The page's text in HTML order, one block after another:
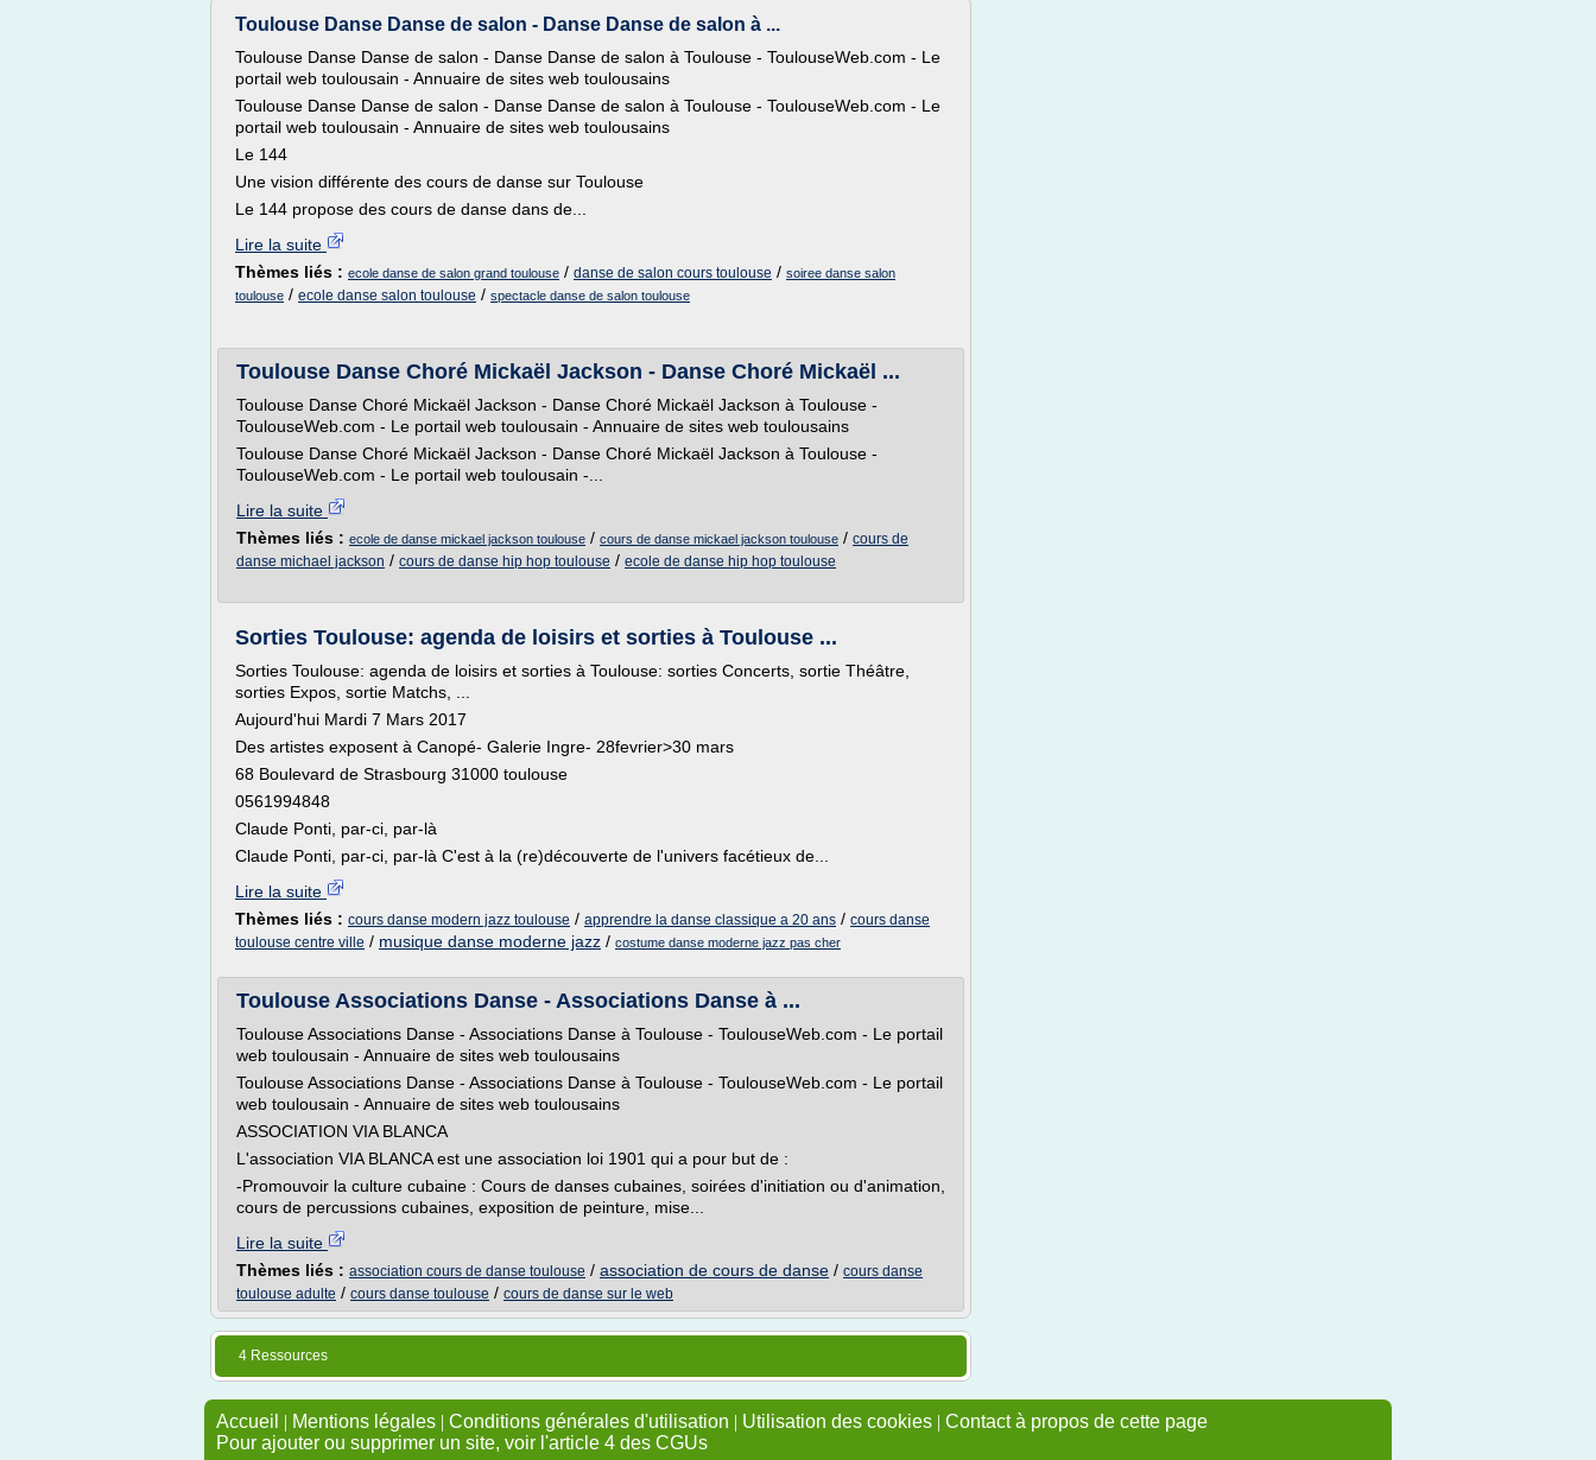
Toulouse Danse Danse de salon - Danse Danse de salon à ...
Toulouse Danse Danse de salon - Danse Danse de salon à Toulouse - ToulouseWeb.com - Le
portail web toulousain - Annuaire de sites web toulousains
Toulouse Danse Danse de salon - Danse Danse de salon à Toulouse - ToulouseWeb.com - Le
portail web toulousain - Annuaire de sites web toulousains
Le 144
Une vision différente des cours de danse sur Toulouse
Le 144 propose des cours de danse dans de...
Lire la suite
Thèmes liés : ecole danse de salon grand toulouse / danse de salon cours toulouse / soiree danse salon
toulouse / ecole danse salon toulouse / spectacle danse de salon toulouse
Toulouse Danse Choré Mickaël Jackson - Danse Choré Mickaël ...
Toulouse Danse Choré Mickaël Jackson - Danse Choré Mickaël Jackson à Toulouse -
ToulouseWeb.com - Le portail web toulousain - Annuaire de sites web toulousains
Toulouse Danse Choré Mickaël Jackson - Danse Choré Mickaël Jackson à Toulouse -
ToulouseWeb.com - Le portail web toulousain -...
Lire la suite
Thèmes liés : ecole de danse mickael jackson toulouse / cours de danse mickael jackson toulouse / cours de
danse michael jackson / cours de danse hip hop toulouse / ecole de danse hip hop toulouse
Sorties Toulouse: agenda de loisirs et sorties à Toulouse ...
Sorties Toulouse: agenda de loisirs et sorties à Toulouse: sorties Concerts, sortie Théâtre,
sorties Expos, sortie Matchs, ...
Aujourd'hui Mardi 7 Mars 2017
Des artistes exposent à Canopé- Galerie Ingre- 28fevrier>30 mars
68 Boulevard de Strasbourg 31000 toulouse
0561994848
Claude Ponti, par-ci, par-là
Claude Ponti, par-ci, par-là C'est à la (re)découverte de l'univers facétieux de...
Lire la suite
Thèmes liés : cours danse modern jazz toulouse / apprendre la danse classique a 20 ans / cours danse
toulouse centre ville / musique danse moderne jazz / costume danse moderne jazz pas cher
Toulouse Associations Danse - Associations Danse à ...
Toulouse Associations Danse - Associations Danse à Toulouse - ToulouseWeb.com - Le portail
web toulousain - Annuaire de sites web toulousains
Toulouse Associations Danse - Associations Danse à Toulouse - ToulouseWeb.com - Le portail
web toulousain - Annuaire de sites web toulousains
ASSOCIATION VIA BLANCA
L'association VIA BLANCA est une association loi 1901 qui a pour but de :
-Promouvoir la culture cubaine : Cours de danses cubaines, soirées d'initiation ou d'animation,
cours de percussions cubaines, exposition de peinture, mise...
Lire la suite
Thèmes liés : association cours de danse toulouse / association de cours de danse / cours danse
toulouse adulte / cours danse toulouse / cours de danse sur le web
4 Ressources
Accueil | Mentions légales | Conditions générales d'utilisation | Utilisation des cookies | Contact à propos de cette page
Pour ajouter ou supprimer un site, voir l'article 4 des CGUs